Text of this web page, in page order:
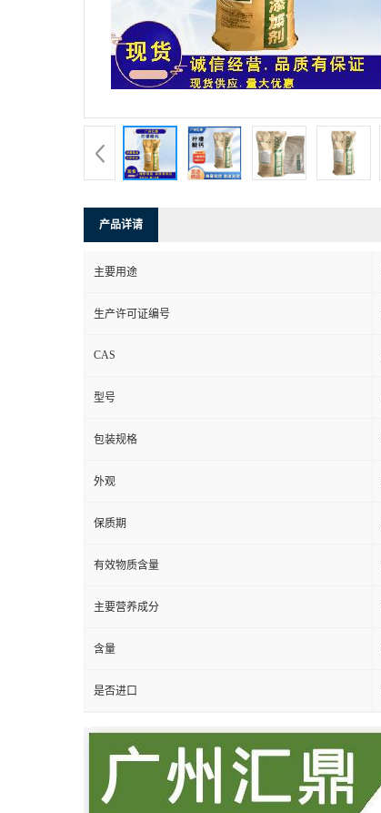
产品详请
主要用途
生产许可证编号
CAS
型号
包装规格
外观
保质期
有效物质含量
主要营养成分
含量
是否进口